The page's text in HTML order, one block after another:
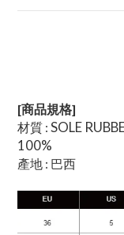
[商品規格]
材質 : SOLE
100%
產地 : 巴西